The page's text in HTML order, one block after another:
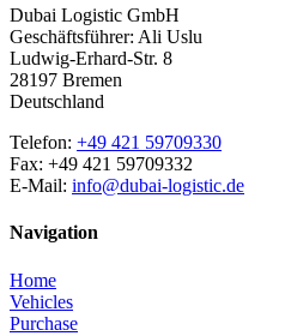
Dubai Logistic GmbH
Geschäftsführer: Ali Uslu
Ludwig-Erhard-Str. 8
28197 Bremen
Deutschland
Telefon: +49 421 59709330
Fax: +49 421 59709332
E-Mail: info@dubai-logistic.de
Navigation
Home
Vehicles
Purchase